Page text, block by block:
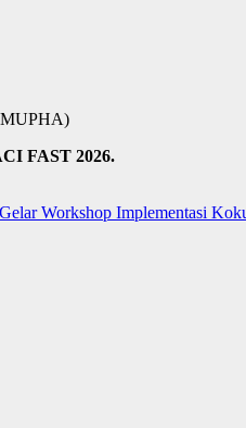
FAST 2026.
Workshop Implementasi